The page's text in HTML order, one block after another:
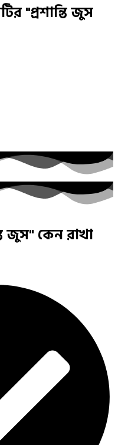
"প্রশান্তি জুস
জুস" কেন রাখা